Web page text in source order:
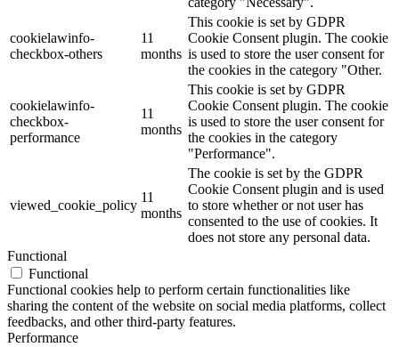
cookielawinfo-
checkbox-others
11
months
This cookie is set by GDPR
Cookie Consent plugin. The cookie
is used to store the user consent for
the cookies in the category "Other.
cookielawinfo-
checkbox-
performance
11
months
This cookie is set by GDPR
Cookie Consent plugin. The cookie
is used to store the user consent for
the cookies in the category
"Performance".
viewed_cookie_policy
11
months
The cookie is set by the GDPR
Cookie Consent plugin and is used
to store whether or not user has
consented to the use of cookies. It
does not store any personal data.
Functional
Functional
Functional cookies help to perform certain functionalities like
sharing the content of the website on social media platforms, collect
feedbacks, and other third-party features.
Performance